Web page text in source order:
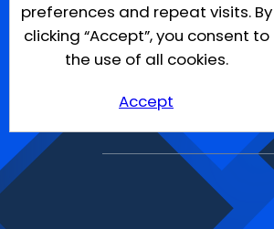
preferences and repeat visits. By
clicking “Accept”, you consent to
the use of all cookies.
Accept